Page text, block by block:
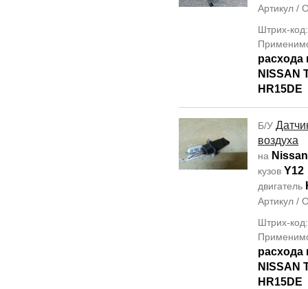
Артикул /
Штрих-
расхода
NISSAN
HR15DE
Б/У
воздуха
на
кузов Y12
двигатель
Артикул /
Штрих-
расхода
NISSAN
HR15DE